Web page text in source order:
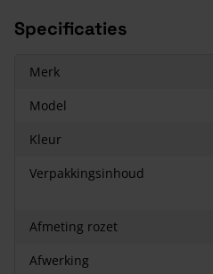
Specificaties
Merk
Model
Kleur
Verpakkingsinhoud
Afmeting rozet
Afwerking